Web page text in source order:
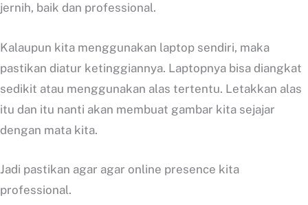
jernih, baik dan professional.
Kalaupun kita menggunakan laptop sendiri, maka
pastikan diatur ketinggiannya. Laptopnya bisa diangkat
sedikit atau menggunakan alas tertentu. Letakkan alas
itu dan itu nanti akan membuat gambar kita sejajar
dengan mata kita.
Jadi pastikan agar agar online presence kita
professional.